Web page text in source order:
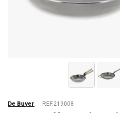
De Buyer REF.219008